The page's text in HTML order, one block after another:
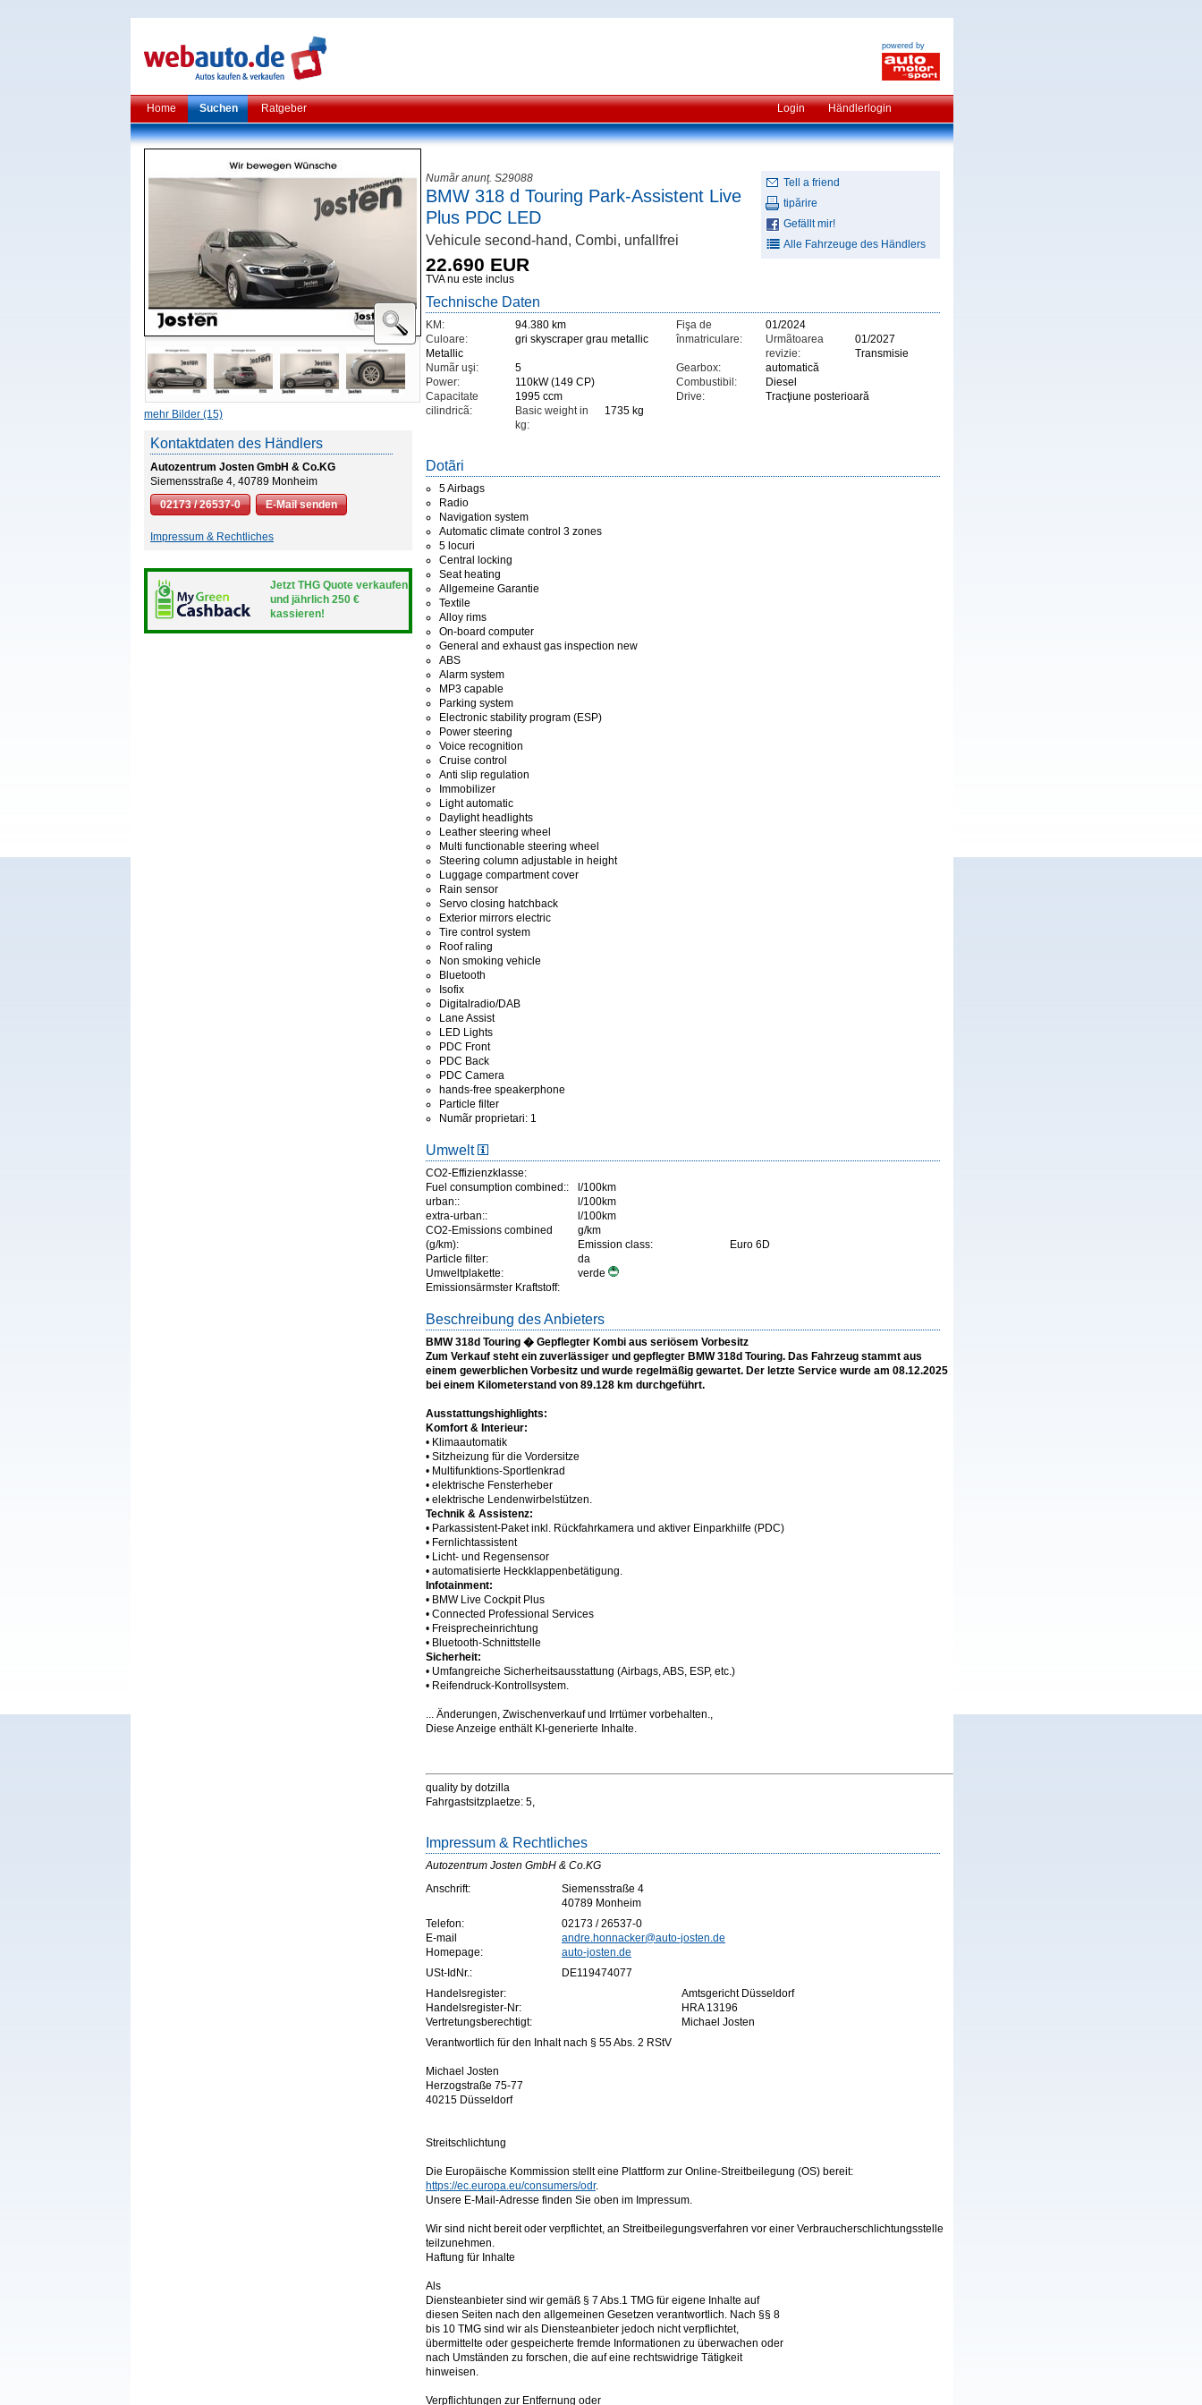
powered by
Home Suchen Ratgeber Login Händlerlogin
mehr Bilder (15)
Kontaktdaten des Händlers
Autozentrum Josten GmbH & Co.KG
Siemensstraße 4, 40789 Monheim
02173 / 26537-0
E-Mail senden
Impressum & Rechtliches
Jetzt THG Quote verkaufen
und jährlich 250 €
kassieren!
Tell a friend
tipărire
Gefällt mir!
Alle Fahrzeuge des Händlers
Numãr anunţ. S29088
BMW 318 d Touring Park-Assistent Live
Plus PDC LED
Vehicule second-hand, Combi, unfallfrei
22.690 EUR
TVA nu este inclus
Technische Daten
KM:
94.380 km
Culoare:
gri skyscraper grau metallic
Metallic
Numãr uşi:
5
Power:
110kW (149 CP)
Capacitate
cilindricã:
1995 ccm
Basic weight in
kg:
1735 kg
Fişa de
înmatriculare:
01/2024
Urmãtoarea
revizie:
01/2027
Gearbox:
Transmisie
automatică
Combustibil:
Diesel
Drive:
Tracţiune posterioară
Dotãri
5 Airbags
Radio
Navigation system
Automatic climate control 3 zones
5 locuri
Central locking
Seat heating
Allgemeine Garantie
Textile
Alloy rims
On-board computer
General and exhaust gas inspection new
ABS
Alarm system
MP3 capable
Parking system
Electronic stability program (ESP)
Power steering
Voice recognition
Cruise control
Anti slip regulation
Immobilizer
Light automatic
Daylight headlights
Leather steering wheel
Multi functionable steering wheel
Steering column adjustable in height
Luggage compartment cover
Rain sensor
Servo closing hatchback
Exterior mirrors electric
Tire control system
Roof raling
Non smoking vehicle
Bluetooth
Isofix
Digitalradio/DAB
Lane Assist
LED Lights
PDC Front
PDC Back
PDC Camera
hands-free speakerphone
Particle filter
Numãr proprietari: 1
Umwelt
CO2-Effizienzklasse:
Fuel consumption combined::
l/100km
urban::
l/100km
extra-urban::
l/100km
CO2-Emissions combined
(g/km):
g/km
Emission class:
Euro 6D
Particle filter:
da
Umweltplakette:
verde
Emissionsärmster Kraftstoff:
Beschreibung des Anbieters
BMW 318d Touring � Gepflegter Kombi aus seriösem Vorbesitz
Zum Verkauf steht ein zuverlässiger und gepflegter BMW 318d Touring. Das Fahrzeug stammt aus
einem gewerblichen Vorbesitz und wurde regelmäßig gewartet. Der letzte Service wurde am 08.12.2025
bei einem Kilometerstand von 89.128 km durchgeführt.
Ausstattungshighlights:
Komfort & Interieur:
• Klimaautomatik
• Sitzheizung für die Vordersitze
• Multifunktions-Sportlenkrad
• elektrische Fensterheber
• elektrische Lendenwirbelstützen.
Technik & Assistenz:
• Parkassistent-Paket inkl. Rückfahrkamera und aktiver Einparkhilfe (PDC)
• Fernlichtassistent
• Licht- und Regensensor
• automatisierte Heckklappenbetätigung.
Infotainment:
• BMW Live Cockpit Plus
• Connected Professional Services
• Freisprecheinrichtung
• Bluetooth-Schnittstelle
Sicherheit:
• Umfangreiche Sicherheitsausstattung (Airbags, ABS, ESP, etc.)
• Reifendruck-Kontrollsystem.
... Änderungen, Zwischenverkauf und Irrtümer vorbehalten.,
Diese Anzeige enthält KI-generierte Inhalte.
quality by dotzilla
Fahrgastsitzplaetze: 5,
Impressum & Rechtliches
Autozentrum Josten GmbH & Co.KG
Anschrift:
Siemensstraße 4
40789 Monheim
Telefon:
02173 / 26537-0
E-mail
andre.honnacker@auto-josten.de
Homepage:
auto-josten.de
USt-IdNr.:
DE119474077
Handelsregister:
Amtsgericht Düsseldorf
Handelsregister-Nr:
HRA 13196
Vertretungsberechtigt:
Michael Josten
Verantwortlich für den Inhalt nach § 55 Abs. 2 RStV
Michael Josten
Herzogstraße 75-77
40215 Düsseldorf
Streitschlichtung
Die Europäische Kommission stellt eine Plattform zur Online-Streitbeilegung (OS) bereit:
https://ec.europa.eu/consumers/odr.
Unsere E-Mail-Adresse finden Sie oben im Impressum.
Wir sind nicht bereit oder verpflichtet, an Streitbeilegungsverfahren vor einer Verbraucherschlichtungsstelle
teilzunehmen.
Haftung für Inhalte
Als
Diensteanbieter sind wir gemäß § 7 Abs.1 TMG für eigene Inhalte auf
diesen Seiten nach den allgemeinen Gesetzen verantwortlich. Nach §§ 8
bis 10 TMG sind wir als Diensteanbieter jedoch nicht verpflichtet,
übermittelte oder gespeicherte fremde Informationen zu überwachen oder
nach Umständen zu forschen, die auf eine rechtswidrige Tätigkeit
hinweisen.
Verpflichtungen zur Entfernung oder